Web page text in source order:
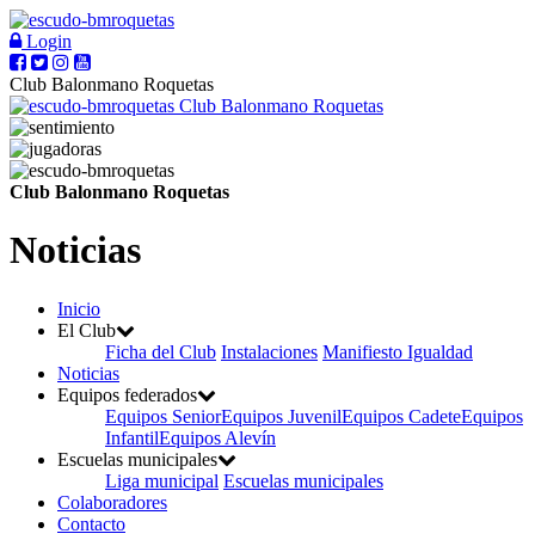
Login
Club Balonmano Roquetas
Club Balonmano Roquetas
Club Balonmano Roquetas
Noticias
Inicio
El Club
Ficha del Club Instalaciones Manifiesto Igualdad
Noticias
Equipos federados
Equipos SeniorEquipos JuvenilEquipos CadeteEquipos
InfantilEquipos Alevín
Escuelas municipales
Liga municipal Escuelas municipales
Colaboradores
Contacto